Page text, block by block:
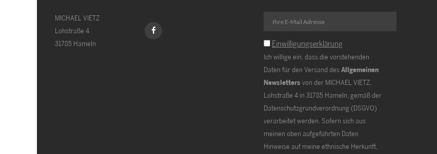
MICHAEL VIETZ
Lohstraße 4
31785 Hameln
Einwilligungserklärung
Ich willige ein, dass die vorstehenden
Daten für den Versand desAllgemeinen
Newsletters von der MICHAEL VIETZ,
Lohstraße 4 in 31785 Hameln, gemäß der
Datenschutzgrundverordnung (DSGVO)
verarbeitet werden. Sofern sich aus
meinen oben aufgeführten Daten
Hinweise auf meine ethnische Herkunft,